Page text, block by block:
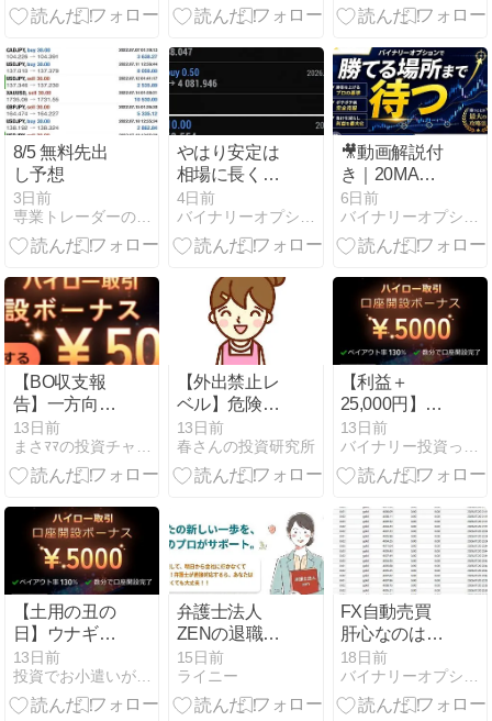
ップ！マルチ
ム分析のコツ
大公開
21,000円!? 高
手法と人気沸
騰の理由を徹
底解説！
8/5 無料先出
し予想
3日前
専業トレーダーの裏情報
やはり安定は
相場に長く居
座らない事 秒
殺で・・
4日前
🎥動画解説付
き｜20MA反
発を狙い撃
ち！初心者で
も勝てるバイ
の待ち伏せ手
法」
6日前
【BO収支報
告】一方向の
ドル高相場で
＋24,000円！
夏休みは涼し
オプション」
15秒投資！
13日前
【外出禁止レ
ベル】危険な
暑さの夏休み
☀️涼しい部屋
でサクッと＋
13日前
春さんの投資研究所
【利益＋
25,000円】体
温超えの猛
暑！FX勢が怯
む「上値ブレ
らイケイケの
ドル円攻略法
🔥
13日前
【土用の丑の
日】ウナギの
力で＋2万5千
円！？通勤ス
マホ学習で勝
13日前
投資でお小遣いが増えるブログ
弁護士法人
ZENの退職代
行をレビュー
｜口コミ・評
判・料金・デ
15日前
ライニー
FX自動売買
肝心なのは利
益では無い
7/20～
18日前
バイナリーオプションツールでトレードを公開